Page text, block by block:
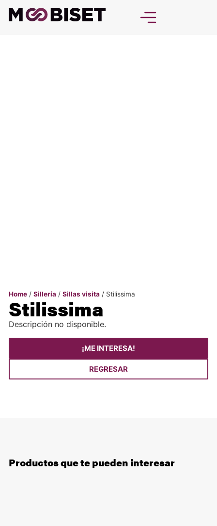
Home/ Sillería / Sillas visita / Stilissima
Stilissima
Descripción no disponible.
¡ME INTERESA!
REGRESAR
Productos que te pueden interesar